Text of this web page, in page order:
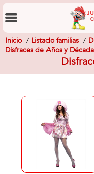
Inicio Listado familias
Disfraces de Años y